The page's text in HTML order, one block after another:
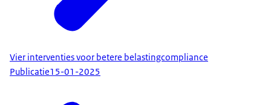
Vier interventies voor betere belastingcompliance
Publicatie15-01-2025